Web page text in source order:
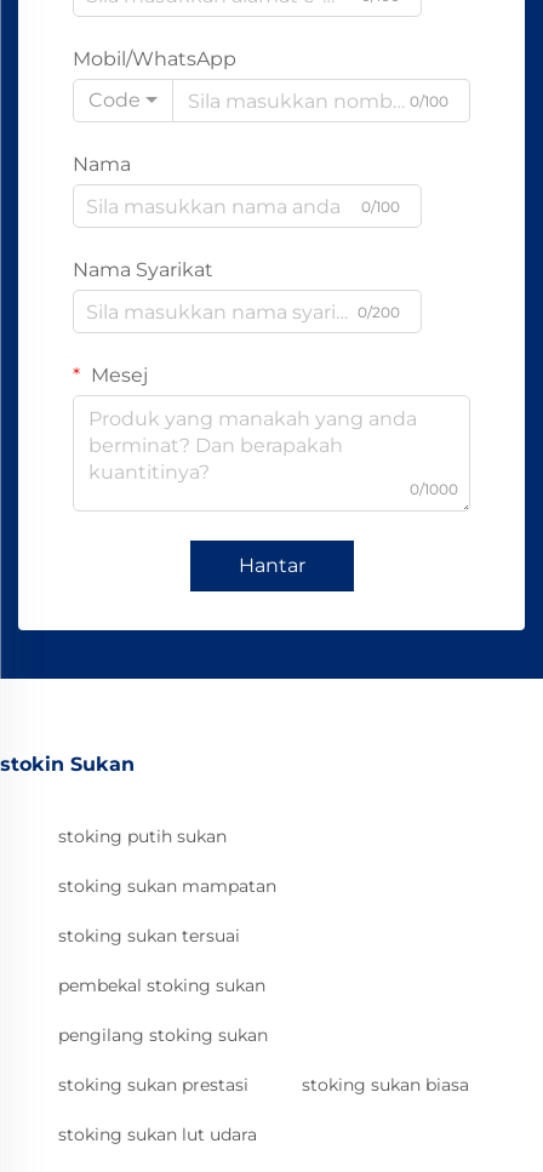
Mobil/WhatsApp
Code
0/100
Nama
0/100
Nama Syarikat
0/200
Mesej
0/1000
Hantar
stokin Sukan
stoking putih sukan
stoking sukan mampatan
stoking sukan tersuai
pembekal stoking sukan
pengilang stoking sukan
stoking sukan prestasi stoking sukan biasa
stoking sukan lut udara